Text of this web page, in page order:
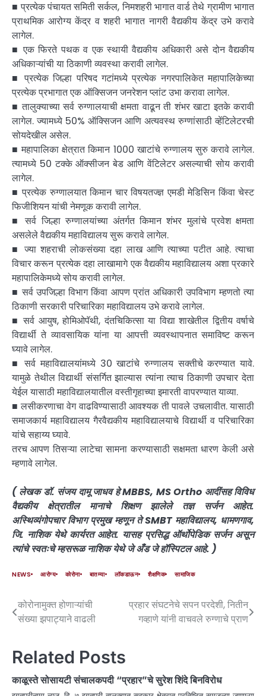
■ प्रत्येक पंचायत समिती सर्कल, निमशहरी भागात वार्ड तेथे ग्रामीण भागात
प्राथमिक आरोग्य केंद्र व शहरी भागात नागरी वैद्यकीय केंद्र उभे करावे
लागेल.
■ एक फिरते पथक व एक स्थायी वैद्यकीय अधिकारी असे दोन वैद्यकीय
अधिकाऱ्यांची या ठिकाणी व्यवस्था करावी लागेल.
■ प्रत्येक जिल्हा परिषद गटांमध्ये प्रत्येक नगरपालिकेत महापालिकेच्या
प्रत्येक प्रभागात एक ऑक्सिजन जनरेशन प्लांट उभा करावा लागेल.
■ तालुक्याच्या सर्व रुग्णालयाची क्षमता वाढून ती शंभर खाटा इतके करावी
लागेल. ज्यामध्ये 50% ऑक्सिजन आणि अत्यवस्थ रुग्णांसाठी व्हेंटिलेटरची
सोयदेखील असेल.
■ महापालिका क्षेत्रात किमान 1000 खाटांचे रुग्णालय सुरु करावे लागेल.
त्यामध्ये 50 टक्के ऑक्सीजन बेड आणि वेंटिलेटर असल्याची सोय करावी
लागेल.
■ प्रत्येक रुग्णालयात किमान चार विषयतज्ज्ञ एमडी मेडिसिन किंवा चेस्ट
फिजीशियन यांची नेमणूक करावी लागेल.
■ सर्व जिल्हा रुग्णालयांच्या अंतर्गत किमान शंभर मुलांचे प्रवेश क्षमता
असलेले वैद्यकीय महाविद्यालय सुरू करावे लागेल.
■ ज्या शहराची लोकसंख्या दहा लाख आणि त्याच्या पटीत आहे. त्याचा
विचार करून प्रत्येक दहा लाखामागे एक वैद्यकीय महाविद्यालय अशा प्रकारे
महापालिकेमध्ये सोय करावी लागेल.
■ सर्व उपजिल्हा विभाग किंवा आपण प्रांत अधिकारी उपविभाग म्हणतो त्या
ठिकाणी सरकारी परिचारिका महाविद्यालय उभे करावे लागेल.
■ सर्व आयुष, होमिओपॅथी, दंतचिकित्सा या विद्या शाखेतील द्वितीय वर्षाचे
विद्यार्थी ते व्यावसायिक यांना या आपत्ती व्यवस्थापनात समाविष्ट करून
घ्यावे लागेल.
■ सर्व महाविद्यालयांमध्ये 30 खाटांचे रुग्णालय सक्तीचे करण्यात यावे.
यामुळे तेथील विद्यार्थी संसर्गित झाल्यास त्यांना त्याच ठिकाणी उपचार देता
येईल यासाठी महाविद्यालयातील वस्तीगृहाच्या इमारती वापरण्यात याव्या.
■ लसीकरणाचा वेग वाढविण्यासाठी आवश्यक ती पावले उचलावीत. यासाठी
समाजकार्य महाविद्यालय गैरवैद्यकीय महाविद्यालयाचे विद्यार्थी व परिचारिका
यांचे सहाय्य घ्यावे.
तरच आपण तिसऱ्या लाटेचा सामना करण्यासाठी सक्षमता धारण केली असे
म्हणावे लागेल.
( लेखक डॉ. संजय दामू जाधव हे MBBS, MS Ortho आदींसह विविध
वैद्यकीय क्षेत्रातील मानाचे शिक्षण झालेले तज्ञ सर्जन आहेत.
अस्थिव्यंगोपचार विभाग प्रमुख म्हणून ते SMBT महाविद्यालय, धामणगाव,
जि. नाशिक येथे कार्यरत आहेत. यासह प्रसिद्ध ऑर्थोपेडिक सर्जन असून
त्यांचे स्वतःचे म्हसरूळ नाशिक येथे जे अँड जे हॉस्पिटल आहे. )
NEWS आरोग्य कोरोना बातम्या लॉकडाऊन शैक्षणिक सामाजिक
कोरोनामुक्त होणाऱ्यांची
संख्या झपाट्याने वाढली
प्रहार संघटनेचे सपन परदेशी, नितीन
गव्हाणे यांनी वाचवले रुग्णाचे प्राण
Related Posts
काळूस्ते सोसायटी संचालकपदी “प्रहार”चे सुरेश शिंदे बिनविरोध